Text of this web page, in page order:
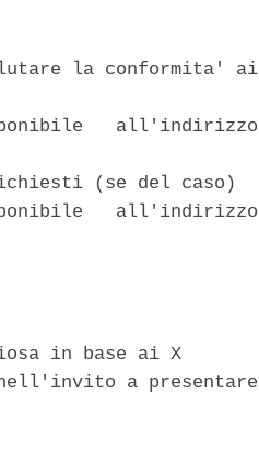
la conformita' ai
all'indirizzo
(se del caso)
all'indirizzo
in base ai X
a presentare